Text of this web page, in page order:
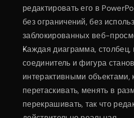
редактировать его в
без ограничений, без
заблокированных веб-
Каждая диаграмма, столбец,
соединитель и фигура
интерактивными
перетаскивать, менять в
перекрашивать, так что